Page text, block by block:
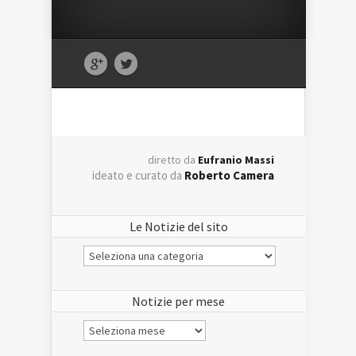
diretto da Eufranio Massi
ideato e curato da Roberto Camera
Le Notizie del sito
Le
Notizie
Notizie per mese
Notizie
per